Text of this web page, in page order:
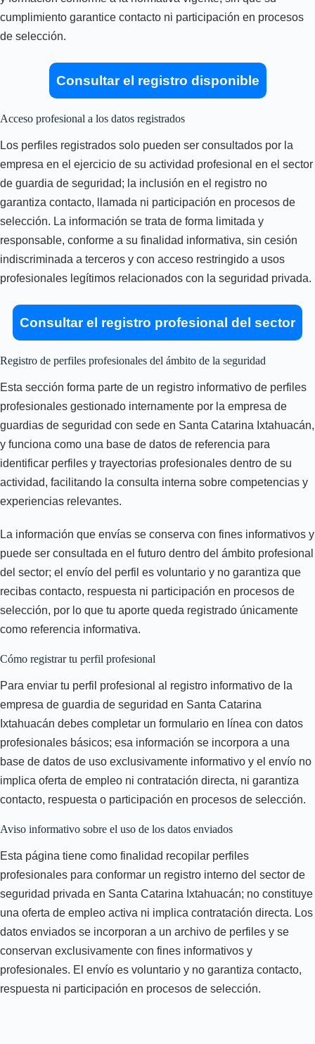
cumplimiento garantice contacto ni participación en procesos
de selección.
Consultar el registro disponible
Acceso profesional a los datos registrados
Los perfiles registrados solo pueden ser consultados por la
empresa en el ejercicio de su actividad profesional en el sector
de guardia de seguridad; la inclusión en el registro no
garantiza contacto, llamada ni participación en procesos de
selección. La información se trata de forma limitada y
responsable, conforme a su finalidad informativa, sin cesión
indiscriminada a terceros y con acceso restringido a usos
profesionales legítimos relacionados con la seguridad privada.
Consultar el registro profesional del sector
Registro de perfiles profesionales del ámbito de la seguridad
Esta sección forma parte de un registro informativo de perfiles
profesionales gestionado internamente por la empresa de
guardias de seguridad con sede en Santa Catarina Ixtahuacán,
y funciona como una base de datos de referencia para
identificar perfiles y trayectorias profesionales dentro de su
actividad, facilitando la consulta interna sobre competencias y
experiencias relevantes.
La información que envías se conserva con fines informativos y
puede ser consultada en el futuro dentro del ámbito profesional
del sector; el envío del perfil es voluntario y no garantiza que
recibas contacto, respuesta ni participación en procesos de
selección, por lo que tu aporte queda registrado únicamente
como referencia informativa.
Cómo registrar tu perfil profesional
Para enviar tu perfil profesional al registro informativo de la
empresa de guardia de seguridad en Santa Catarina
Ixtahuacán debes completar un formulario en línea con datos
profesionales básicos; esa información se incorpora a una
base de datos de uso exclusivamente informativo y el envío no
implica oferta de empleo ni contratación directa, ni garantiza
contacto, respuesta o participación en procesos de selección.
Aviso informativo sobre el uso de los datos enviados
Esta página tiene como finalidad recopilar perfiles
profesionales para conformar un registro interno del sector de
seguridad privada en Santa Catarina Ixtahuacán; no constituye
una oferta de empleo activa ni implica contratación directa. Los
datos enviados se incorporan a un archivo de perfiles y se
conservan exclusivamente con fines informativos y
profesionales. El envío es voluntario y no garantiza contacto,
respuesta ni participación en procesos de selección.